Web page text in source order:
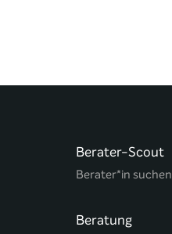
Berater-Scout
Berater*in suchen
Beratung